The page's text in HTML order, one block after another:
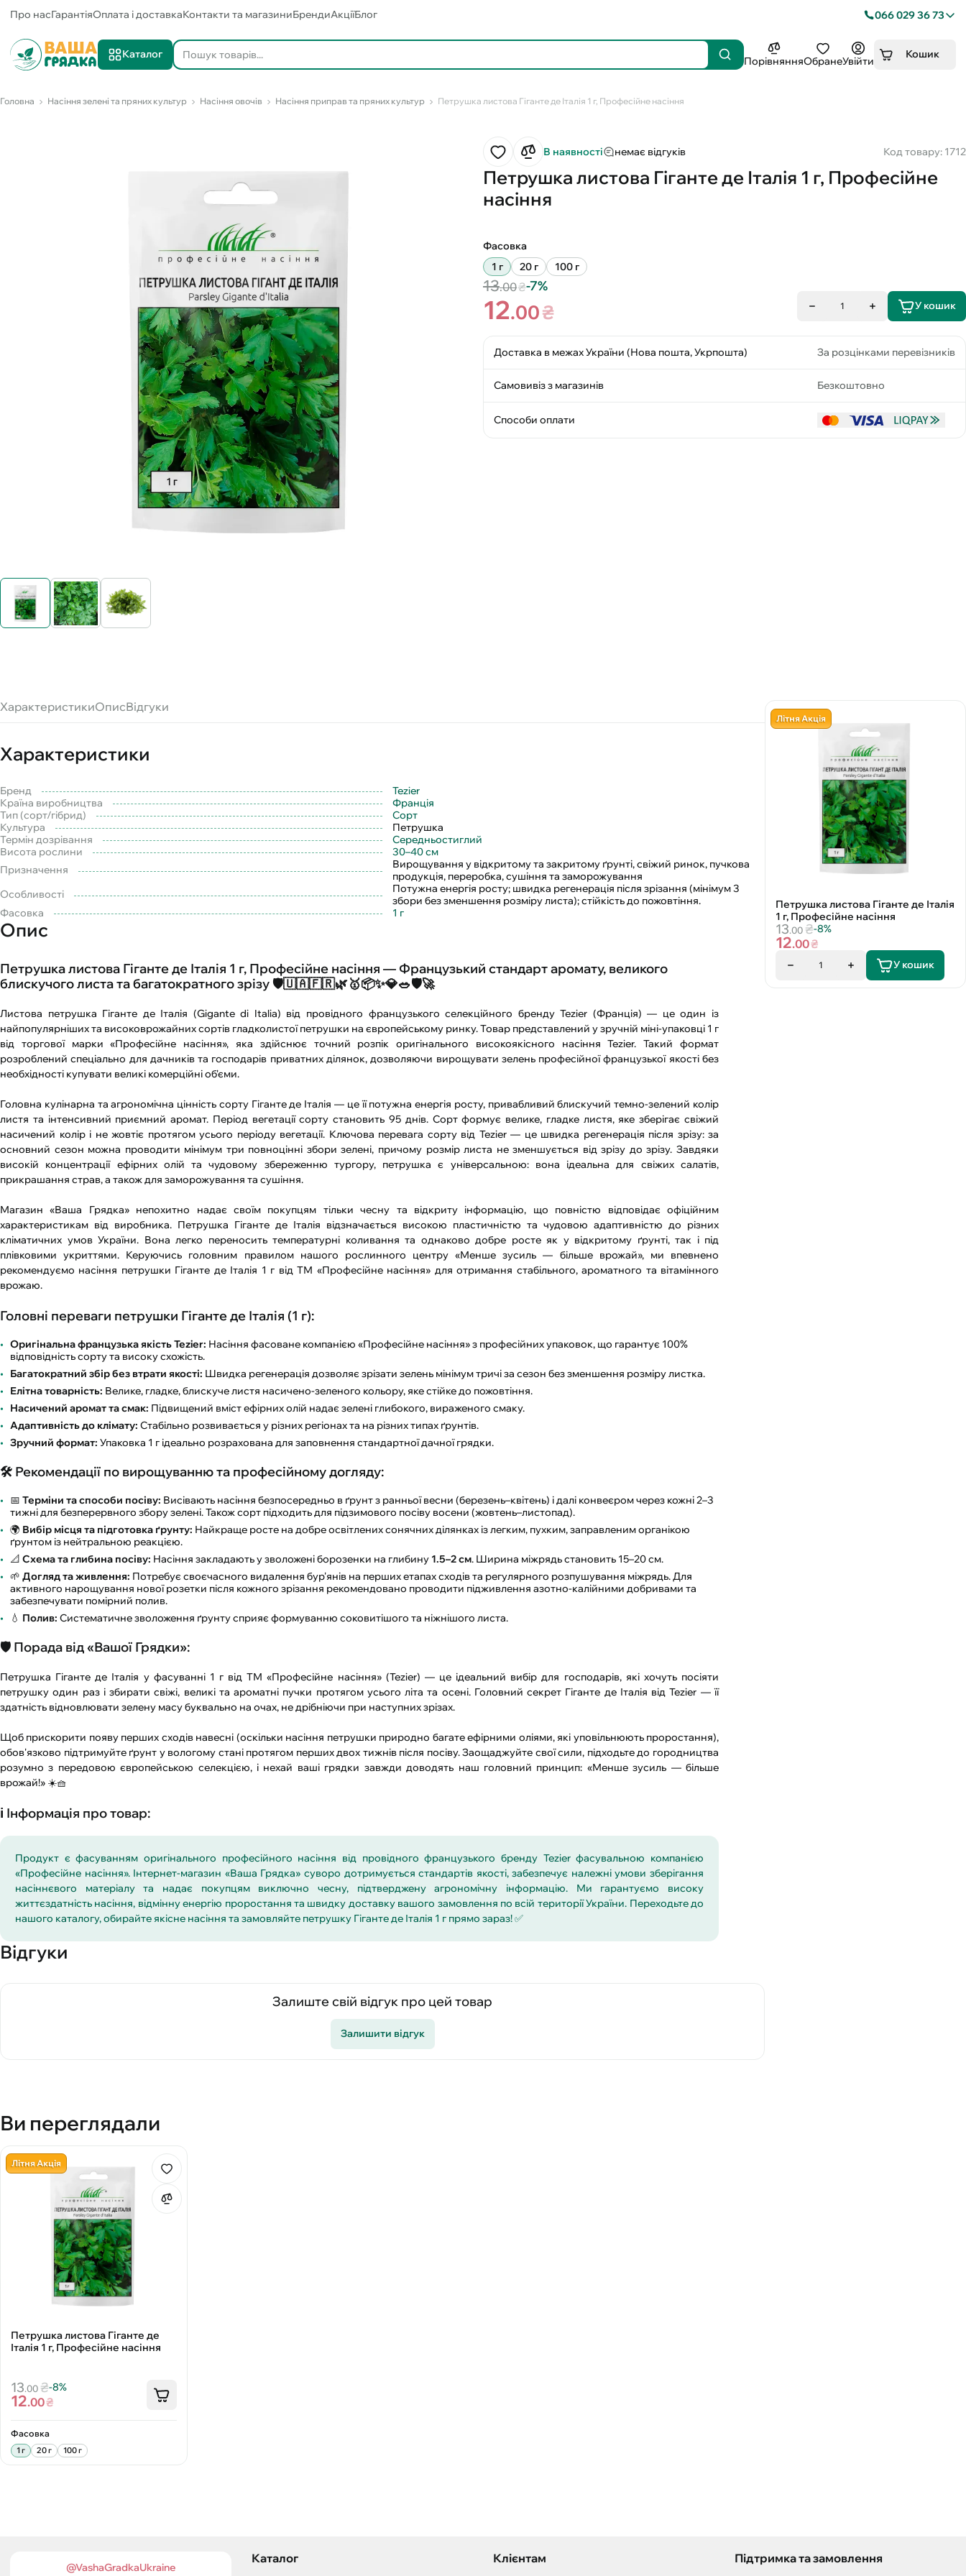
Про насГарантіяОплата і доставкаКонтакти та магазиниБрендиАкціїБлог 066 029 36 73
Каталог
ПорівнянняОбранеУвійти
Кошик
Головна Насіння зелені та пряних культур Насіння овочів Насіння приправ та пряних культур Петрушка листова Гіганте де Італія 1 г, Професійне насіння
В наявності немає відгуків Код товару: 1712
Петрушка листова Гіганте де Італія 1 г, Професійне
насіння
Фасовка
1 г
20 г 100 г
13.00₴-7%
12.00₴ 1 У кошик
Доставка в межах України (Нова пошта, Укрпошта) За розцінками перевізників
Самовивіз з магазинів Безкоштовно
Способи оплати
ХарактеристикиОписВідгуки
Характеристики
Бренд
Tezier
Країна виробництва
Франція
Тип (сорт/гібрид)
Сорт
Культура
Петрушка
Термін дозрівання
Середньостиглий
Висота рослини
30–40 см
Призначення
Вирощування у відкритому та закритому ґрунті, свіжий ринок, пучкова
продукція, переробка, сушіння та заморожування
Особливості
Потужна енергія росту; швидка регенерація після зрізання (мінімум 3
збори без зменшення розміру листа); стійкість до пожовтіння.
Фасовка
1 г
Опис
Петрушка листова Гіганте де Італія 1 г, Професійне насіння — Французький стандарт аромату, великого
блискучого листа та багатократного зрізу 🛡️🇺🇦🇫🇷🌿🥇📦✨💎🥗🛡️🚀
Листова петрушка Гіганте де Італія (Gigante di Italia) від провідного французького селекційного бренду Tezier (Франція) — це один із
найпопулярніших та високоврожайних сортів гладколистої петрушки на європейському ринку. Товар представлений у зручній міні-упаковці 1 г
від торгової марки «Професійне насіння», яка здійснює точний розпік оригінального високоякісного насіння Tezier. Такий формат
розроблений спеціально для дачників та господарів приватних ділянок, дозволяючи вирощувати зелень професійної французької якості без
необхідності купувати великі комерційні об'єми.
Головна кулінарна та агрономічна цінність сорту Гіганте де Італія — це її потужна енергія росту, привабливий блискучий темно-зелений колір
листя та інтенсивний приємний аромат. Період вегетації сорту становить 95 днів. Сорт формує велике, гладке листя, яке зберігає свіжий
насичений колір і не жовтіє протягом усього періоду вегетації. Ключова перевага сорту від Tezier — це швидка регенерація після зрізу: за
основний сезон можна проводити мінімум три повноцінні збори зелені, причому розмір листа не зменшується від зрізу до зрізу. Завдяки
високій концентрації ефірних олій та чудовому збереженню тургору, петрушка є універсальною: вона ідеальна для свіжих салатів,
прикрашання страв, а також для заморожування та сушіння.
Магазин «Ваша Грядка» непохитно надає своїм покупцям тільки чесну та відкриту інформацію, що повністю відповідає офіційним
характеристикам від виробника. Петрушка Гіганте де Італія відзначається високою пластичністю та чудовою адаптивністю до різних
кліматичних умов України. Вона легко переносить температурні коливання та однаково добре росте як у відкритому ґрунті, так і під
плівковими укриттями. Керуючись головним правилом нашого рослинного центру «Менше зусиль — більше врожай», ми впевнено
рекомендуємо насіння петрушки Гіганте де Італія 1 г від ТМ «Професійне насіння» для отримання стабільного, ароматного та вітамінного
врожаю.
Головні переваги петрушки Гіганте де Італія (1 г):
Оригінальна французька якість Tezier: Насіння фасоване компанією «Професійне насіння» з професійних упаковок, що гарантує 100%
відповідність сорту та високу схожість.
Багатократний збір без втрати якості: Швидка регенерація дозволяє зрізати зелень мінімум тричі за сезон без зменшення розміру листка.
Елітна товарність: Велике, гладке, блискуче листя насичено-зеленого кольору, яке стійке до пожовтіння.
Насичений аромат та смак: Підвищений вміст ефірних олій надає зелені глибокого, вираженого смаку.
Адаптивність до клімату: Стабільно розвивається у різних регіонах та на різних типах ґрунтів.
Зручний формат: Упаковка 1 г ідеально розрахована для заповнення стандартної дачної грядки.
🛠️ Рекомендації по вирощуванню та професійному догляду:
📅 Терміни та способи посіву: Висівають насіння безпосередньо в ґрунт з ранньої весни (березень–квітень) і далі конвеєром через кожні 2–3
тижні для безперервного збору зелені. Також сорт підходить для підзимового посіву восени (жовтень–листопад).
🌍 Вибір місця та підготовка ґрунту: Найкраще росте на добре освітлених сонячних ділянках із легким, пухким, заправленим органікою
ґрунтом із нейтральною реакцією.
📐 Схема та глибина посіву: Насіння закладають у зволожені борозенки на глибину 1.5–2 см. Ширина міжрядь становить 15–20 см.
🌱 Догляд та живлення: Потребує своєчасного видалення бур'янів на перших етапах сходів та регулярного розпушування міжрядь. Для
активного нарощування нової розетки після кожного зрізання рекомендовано проводити підживлення азотно-калійними добривами та
забезпечувати помірний полив.
💧 Полив: Систематичне зволоження ґрунту сприяє формуванню соковитішого та ніжнішого листа.
🛡️ Порада від «Вашої Грядки»:
Петрушка Гіганте де Італія у фасуванні 1 г від ТМ «Професійне насіння» (Tezier) — це ідеальний вибір для господарів, які хочуть посіяти
петрушку один раз і збирати свіжі, великі та ароматні пучки протягом усього літа та осені. Головний секрет Гіганте де Італія від Tezier — її
здатність відновлювати зелену масу буквально на очах, не дрібніючи при наступних зрізах.
Щоб прискорити появу перших сходів навесні (оскільки насіння петрушки природно багате ефірними оліями, які уповільнюють проростання),
обов'язково підтримуйте ґрунт у вологому стані протягом перших двох тижнів після посіву. Заощаджуйте свої сили, підходьте до городництва
розумно з передовою європейською селекцією, і нехай ваші грядки завжди доводять наш головний принцип: «Менше зусиль — більше
врожай!» ☀️🧺
ℹ️ Інформація про товар:
Продукт є фасуванням оригінального професійного насіння від провідного французького бренду Tezier фасувальною компанією
«Професійне насіння». Інтернет-магазин «Ваша Грядка» суворо дотримується стандартів якості, забезпечує належні умови зберігання
насіннєвого матеріалу та надає покупцям виключно чесну, підтверджену агрономічну інформацію. Ми гарантуємо високу
життєздатність насіння, відмінну енергію проростання та швидку доставку вашого замовлення по всій території України. Переходьте до
нашого каталогу, обирайте якісне насіння та замовляйте петрушку Гіганте де Італія 1 г прямо зараз! ✅
Відгуки
Залиште свій відгук про цей товар
Залишити відгук
Літня Акція
Петрушка листова Гіганте де Італія
1 г, Професійне насіння
13.00 ₴-8%
12.00₴
1 У кошик
Ви переглядали
Літня Акція
Петрушка листова Гіганте де
Італія 1 г, Професійне насіння
13.00 ₴-8%
12.00₴
Фасовка
1 г 20 г 100 г
@VashaGradkaUkraine
Каталог Клієнтам Підтримка та замовлення